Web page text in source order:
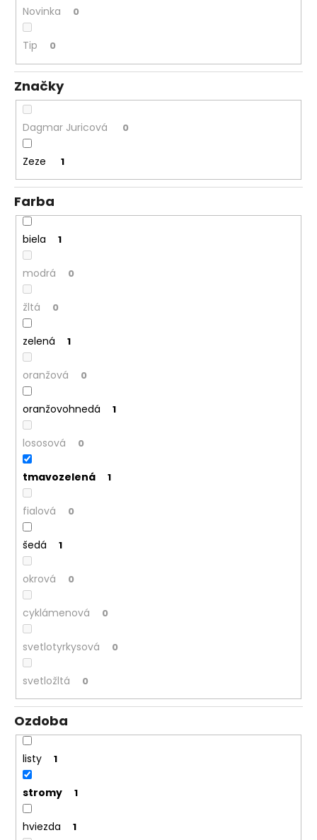
Novinka 0
Tip 0
Značky
Dagmar Juricová 0
Zeze 1
Farba
biela 1
modrá 0
žltá 0
zelená 1
oranžová 0
oranžovohnedá 1
lososová 0
tmavozelená 1
fialová 0
šedá 1
okrová 0
cyklámenová 0
svetlotyrkysová 0
svetložltá 0
Ozdoba
listy 1
stromy 1
hviezda 1
á
ť
?
O
d
p
o
a
m